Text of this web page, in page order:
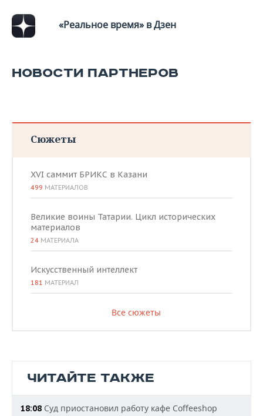
«Реальное время» в Дзен
НОВОСТИ ПАРТНЕРОВ
Сюжеты
XVI саммит БРИКС в Казани
499 МАТЕРИАЛОВ
Великие воины Татарии. Цикл исторических
материалов
24 МАТЕРИАЛА
Искусственный интеллект
181 МАТЕРИАЛ
Все сюжеты
ЧИТАЙТЕ ТАКЖЕ
18:08 Суд приостановил работу кафе Coffeeshop